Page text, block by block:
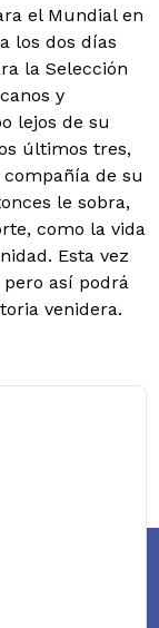
el Mundial en
los dos días
la Selección
y
lejos de su
últimos tres,
de su
le sobra,
como la vida
Esta vez
así podrá
venidera.